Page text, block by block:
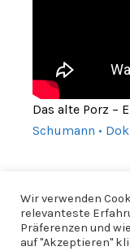
Das alte Porz –
Schumann •
Wir verwenden
relevanteste
Präferenzen und
auf "Akzeptieren"